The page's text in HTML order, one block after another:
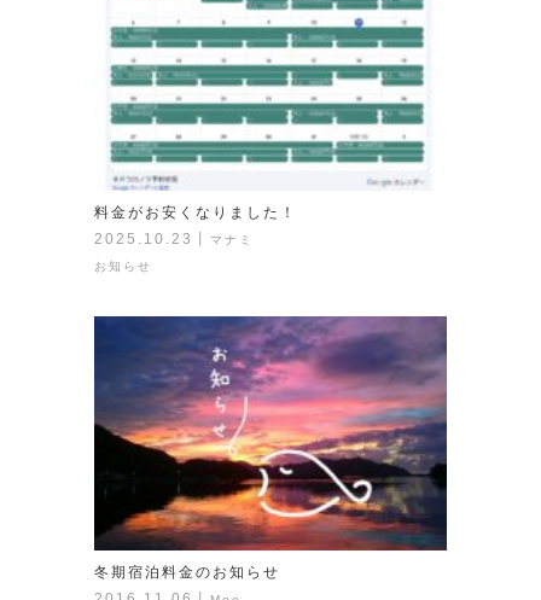
料金がお安くなりました！
2025.10.23
マナミ
お知らせ
冬期宿泊料金のお知らせ